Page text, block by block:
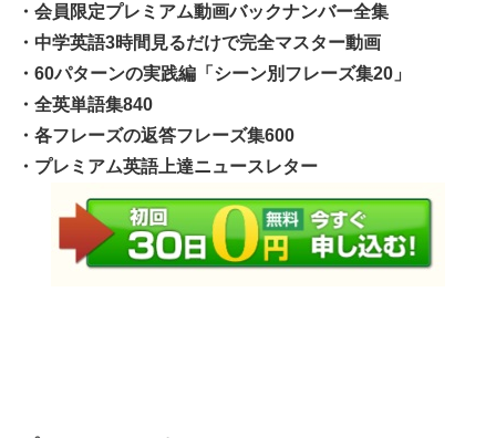
・会員限定プレミアム動画バックナンバー全集
・中学英語3時間見るだけで完全マスター動画
・60パターンの実践編「シーン別フレーズ集20」
・全英単語集840
・各フレーズの返答フレーズ集600
・プレミアム英語上達ニュースレター